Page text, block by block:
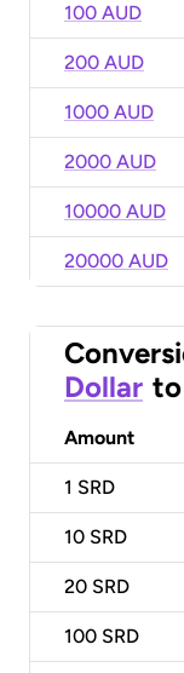
100 AUD
200 AUD
1000 AUD
2000 AUD
10000 AUD
20000 AUD
Dollar to
Amount
1 SRD
10 SRD
20 SRD
100 SRD